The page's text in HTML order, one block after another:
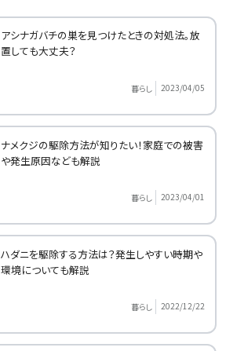
アシナガバチの巣を見つけたときの対処法。放
置しても大丈夫？
暮らし 2023/04/05
ナメクジの駆除方法が知りたい！家庭での被害
や発生原因なども解説
暮らし 2023/04/01
ハダニを駆除する方法は？発生しやすい時期や
環境についても解説
暮らし 2022/12/22